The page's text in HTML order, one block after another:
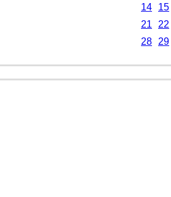
14
15
21
22
28
29